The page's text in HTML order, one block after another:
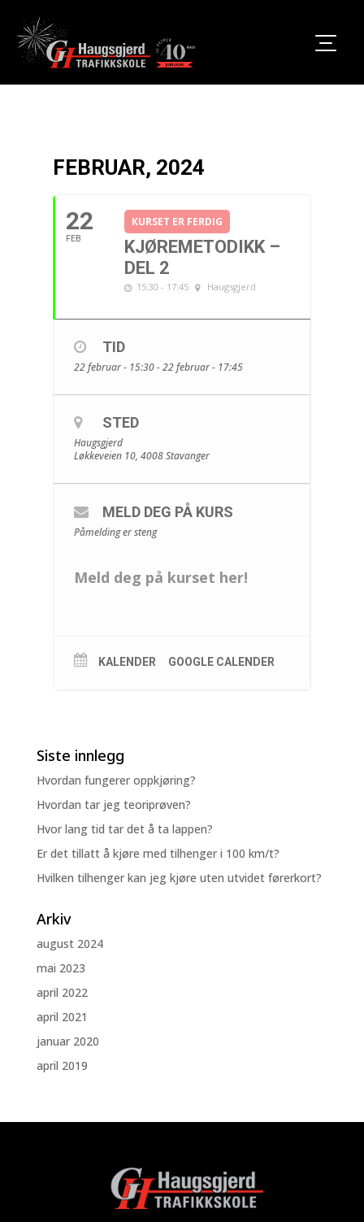
FEBRUAR, 2024
22
FEB
KURSET ER FERDIG
KJØREMETODIKK –
DEL 2
15:30 - 17:45 Haugsgjerd
TID
22 februar - 15:30 - 22 februar - 17:45
STED
Haugsgjerd
Løkkeveien 10, 4008 Stavanger
MELD DEG PÅ KURS
Påmelding er steng
Meld deg på kurset her!
KALENDER GOOGLE CALENDER
Siste innlegg
Hvordan fungerer oppkjøring?
Hvordan tar jeg teoriprøven?
Hvor lang tid tar det å ta lappen?
Er det tillatt å kjøre med tilhenger i 100 km/t?
Hvilken tilhenger kan jeg kjøre uten utvidet førerkort?
Arkiv
august 2024
mai 2023
april 2022
april 2021
januar 2020
april 2019